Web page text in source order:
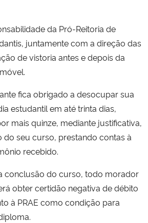
da Pró-Reitoria de
juntamente com a direção das
de vistoria antes e depois da
fica obrigado a desocupar sua
estudantil em até trinta dias,
mais quinze, mediante justificativa,
do seu curso, prestando contas à
recebido.
conclusão do curso, todo morador
obter certidão negativa de débito
à PRAE como condição para